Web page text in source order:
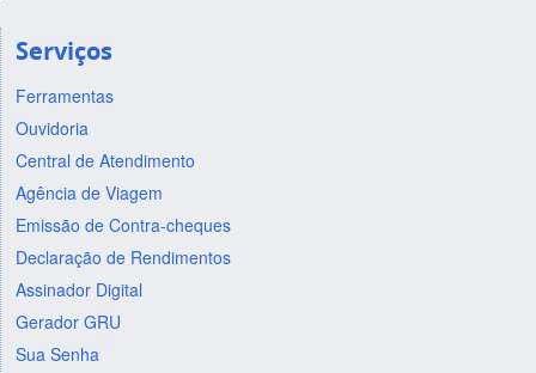
Serviços
Ferramentas
Ouvidoria
Central de Atendimento
Agência de Viagem
Emissão de Contra-cheques
Declaração de Rendimentos
Assinador Digital
Gerador GRU
Sua Senha